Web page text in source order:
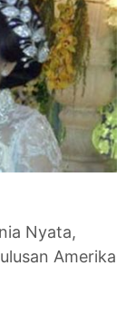
Nyata,
Amerika